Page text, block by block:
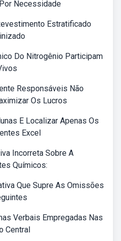
Necessidade
Estratificado
Do Nitrogênio Participam
Responsáveis Não
Os Lucros
E Localizar Apenas Os
Excel
Incorreta Sobre A
Químicos:
Que Supre As Omissões
Verbais Empregadas Nas
Central